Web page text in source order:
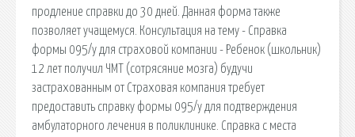
продление справки до 30 дней. Данная форма также
позволяет учащемуся. Консультация на тему - Справка
формы 095/у для страховой компании - Ребенок (школьник)
12 лет получил ЧМТ (сотрясяние мозга) будучи
застрахованным от Страховая компания требует
предоставить справку формы 095/у для подтверждения
амбулаторного лечения в поликлинике. Справка с места